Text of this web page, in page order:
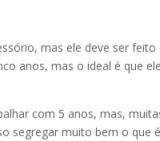
mas ele deve ser
anos, mas o ideal é que
com 5 anos, mas,
segregar muito bem o que